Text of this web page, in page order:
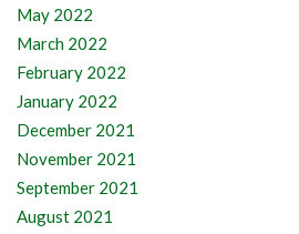
May 2022
March 2022
February 2022
January 2022
December 2021
November 2021
September 2021
August 2021